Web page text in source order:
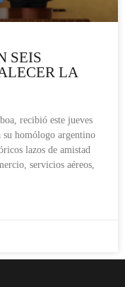
SEIS
LA
recibió este jueves
su homólogo argentino
lazos de amistad
servicios aéreos,